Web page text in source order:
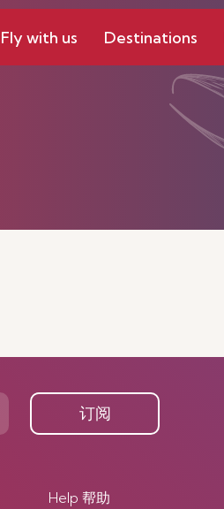
Fly with us Destinations
订阅
Help 帮助